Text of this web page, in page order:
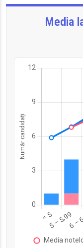
Media